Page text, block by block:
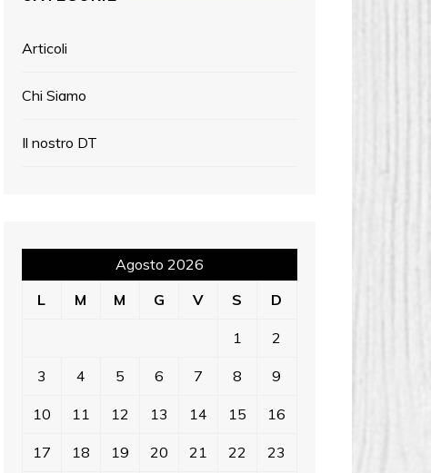
Articoli
Chi Siamo
Il nostro DT
Agosto 2026
L
M M G V S D
1 2
3 4 5 6 7 8 9
10 11 12 13 14 15 16
17 18 19 20 21 22 23